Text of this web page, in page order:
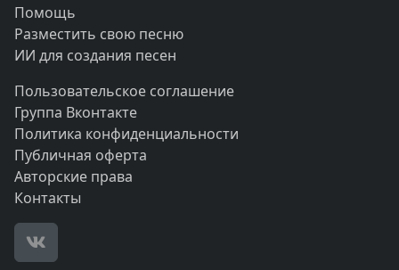
Помощь
Разместить свою песню
ИИ для создания песен
Пользовательское соглашение
Группа Вконтакте
Политика конфиденциальности
Публичная оферта
Авторские права
Контакты